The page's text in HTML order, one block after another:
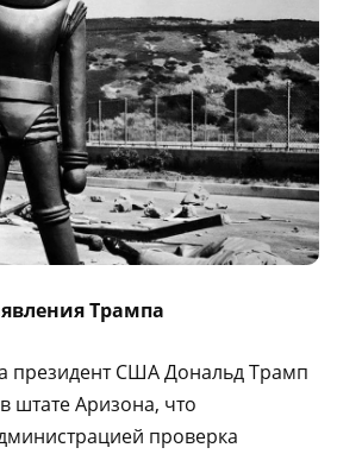
Трампа
президент США Дональд Трамп
штате Аризона, что
проверка